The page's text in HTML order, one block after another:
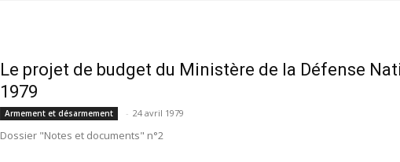
Le projet de budget du Ministère de la Défense
1979
Armement et désarmement - 24 avril 1979
Dossier "Notes et documents" n°2